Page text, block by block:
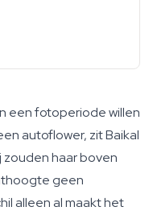
een fotoperiode willen
autoflower, zit Baikal
zouden haar boven
geen
alleen al maakt het